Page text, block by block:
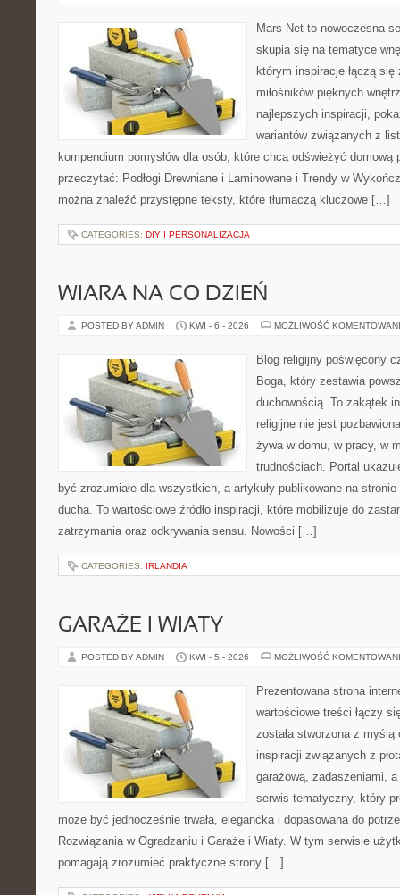
Mars-Net to nowoczesna
skupia się na tematyce
którym inspiracje łączą
miłośników pięknych
najlepszych inspiracji,
wariantów związanych z
kompendium pomysłów dla osób, które chcą odświeżyć domową
przeczytać: Podłogi Drewniane i Laminowane i Trendy w
można znaleźć przystępne teksty, które tłumaczą kluczowe […]
CATEGORIES: DIY I PERSONALIZACJA
WIARA NA CO DZIEŃ
POSTED BY ADMIN KWI - 6 - 2026 MOŻLIWOŚĆ
Blog religijny poświęcony
Boga, który zestawia
duchowością. To zakątek
religijne nie jest
żywa w domu, w pracy, w
trudnościach. Portal
być zrozumiałe dla wszystkich, a artykuły publikowane na
ducha. To wartościowe źródło inspiracji, które mobilizuje do
zatrzymania oraz odkrywania sensu. Nowości […]
CATEGORIES: IRLANDIA
GARAŻE I WIATY
POSTED BY ADMIN KWI - 5 - 2026 MOŻLIWOŚĆ
Prezentowana strona
wartościowe treści łączy
została stworzona z
inspiracji związanych z
garażową, zadaszeniami,
serwis tematyczny, który
może być jednocześnie trwała, elegancka i dopasowana do
Rozwiązania w Ogradzaniu i Garaże i Wiaty. W tym serwisie
pomagają zrozumieć praktyczne strony […]